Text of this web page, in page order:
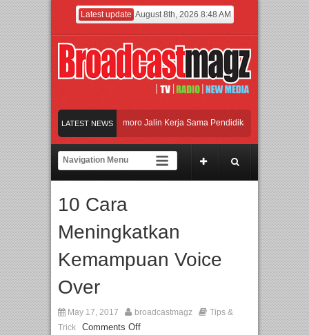
Latest update August 8th, 2026 8:48 AM
LATEST NEWS
Universitas Agung Podomoro Jalin Kerja Sama Pendidikan dan Riset untuk
Jakarta dengan Ribuan Mainan dan Produk Bayi dari Seluruh Dunia, IBTE
Universitas Agung Podomoro Jalin Kerja Sama Pendidikan dan Riset untuk
10 Cara
Meningkatkan
Kemampuan Voice
Over
May 17, 2017 broadcastmagz
Tips &
Trick
Comments Off